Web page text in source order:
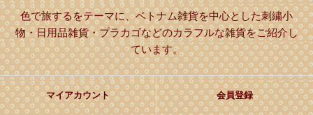
色で旅するをテーマに、ベトナム雑貨を中心とした刺繍小
物・日用品雑貨・プラカゴなどのカラフルな雑貨をご紹介し
ています。
マイアカウント 会員登録